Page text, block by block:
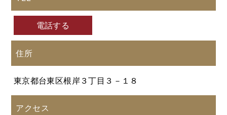
電話する
住所
東京都台東区根岸３丁目３－１８
アクセス